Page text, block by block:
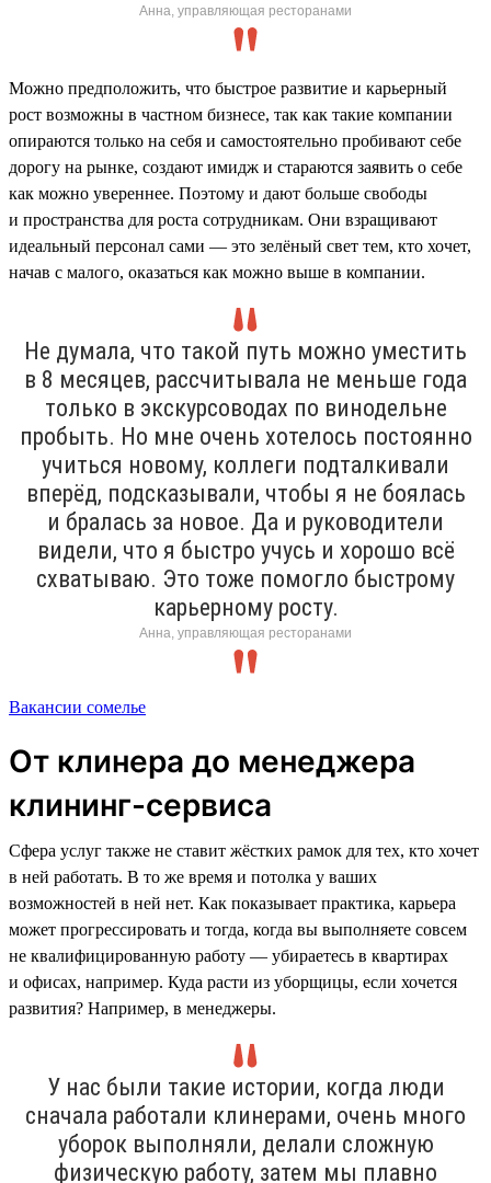
Анна, управляющая ресторанами
Можно предположить, что быстрое развитие и карьерный
рост возможны в частном бизнесе, так как такие компании
опираются только на себя и самостоятельно пробивают себе
дорогу на рынке, создают имидж и стараются заявить о себе
как можно увереннее. Поэтому и дают больше свободы
и пространства для роста сотрудникам. Они взращивают
идеальный персонал сами — это зелёный свет тем, кто хочет,
начав с малого, оказаться как можно выше в компании.
Не думала, что такой путь можно уместить
в 8 месяцев, рассчитывала не меньше года
только в экскурсоводах по винодельне
пробыть. Но мне очень хотелось постоянно
учиться новому, коллеги подталкивали
вперёд, подсказывали, чтобы я не боялась
и бралась за новое. Да и руководители
видели, что я быстро учусь и хорошо всё
схватываю. Это тоже помогло быстрому
карьерному росту.
Анна, управляющая ресторанами
Вакансии сомелье
От клинера до менеджера
клининг-сервиса
Сфера услуг также не ставит жёстких рамок для тех, кто хочет
в ней работать. В то же время и потолка у ваших
возможностей в ней нет. Как показывает практика, карьера
может прогрессировать и тогда, когда вы выполняете совсем
не квалифицированную работу — убираетесь в квартирах
и офисах, например. Куда расти из уборщицы, если хочется
развития? Например, в менеджеры.
У нас были такие истории, когда люди
сначала работали клинерами, очень много
уборок выполняли, делали сложную
физическую работу, затем мы плавно